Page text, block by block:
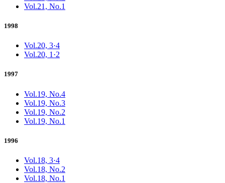
Vol.21, No.1
1998
Vol.20, 3·4
Vol.20, 1·2
1997
Vol.19, No.4
Vol.19, No.3
Vol.19, No.2
Vol.19, No.1
1996
Vol.18, 3·4
Vol.18, No.2
Vol.18, No.1